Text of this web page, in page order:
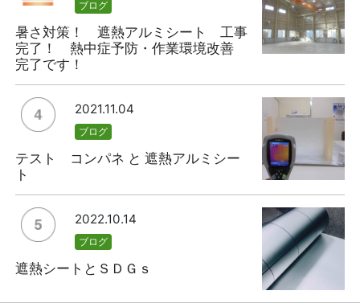
ブログ
暑さ対策！ 遮熱アルミシート 工事
完了！ 熱中症予防・作業環境改善
完了です！
2021.11.04
ブログ
テスト コンパネ と 遮熱アルミシー
ト
2022.10.14
ブログ
遮熱シートとＳＤＧｓ